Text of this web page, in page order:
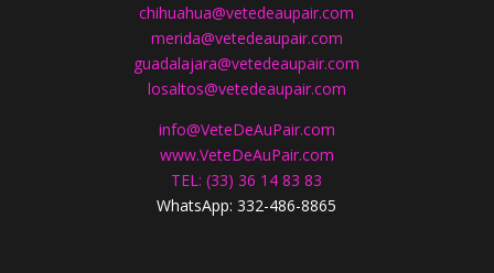
chihuahua@vetedeaupair.com
merida@vetedeaupair.com
guadalajara@vetedeaupair.com
losaltos@vetedeaupair.com
info@VeteDeAuPair.com
www.VeteDeAuPair.com
TEL: (33) 36 14 83 83
WhatsApp: 332-486-8865